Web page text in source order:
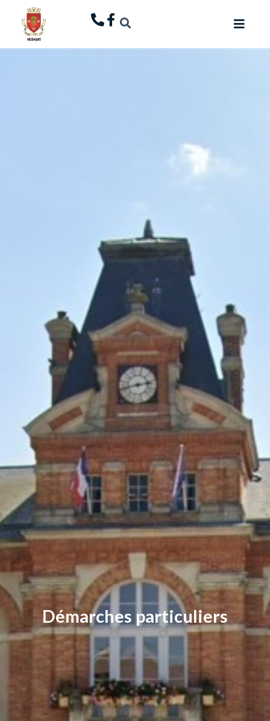
principal
Démarches particuliers